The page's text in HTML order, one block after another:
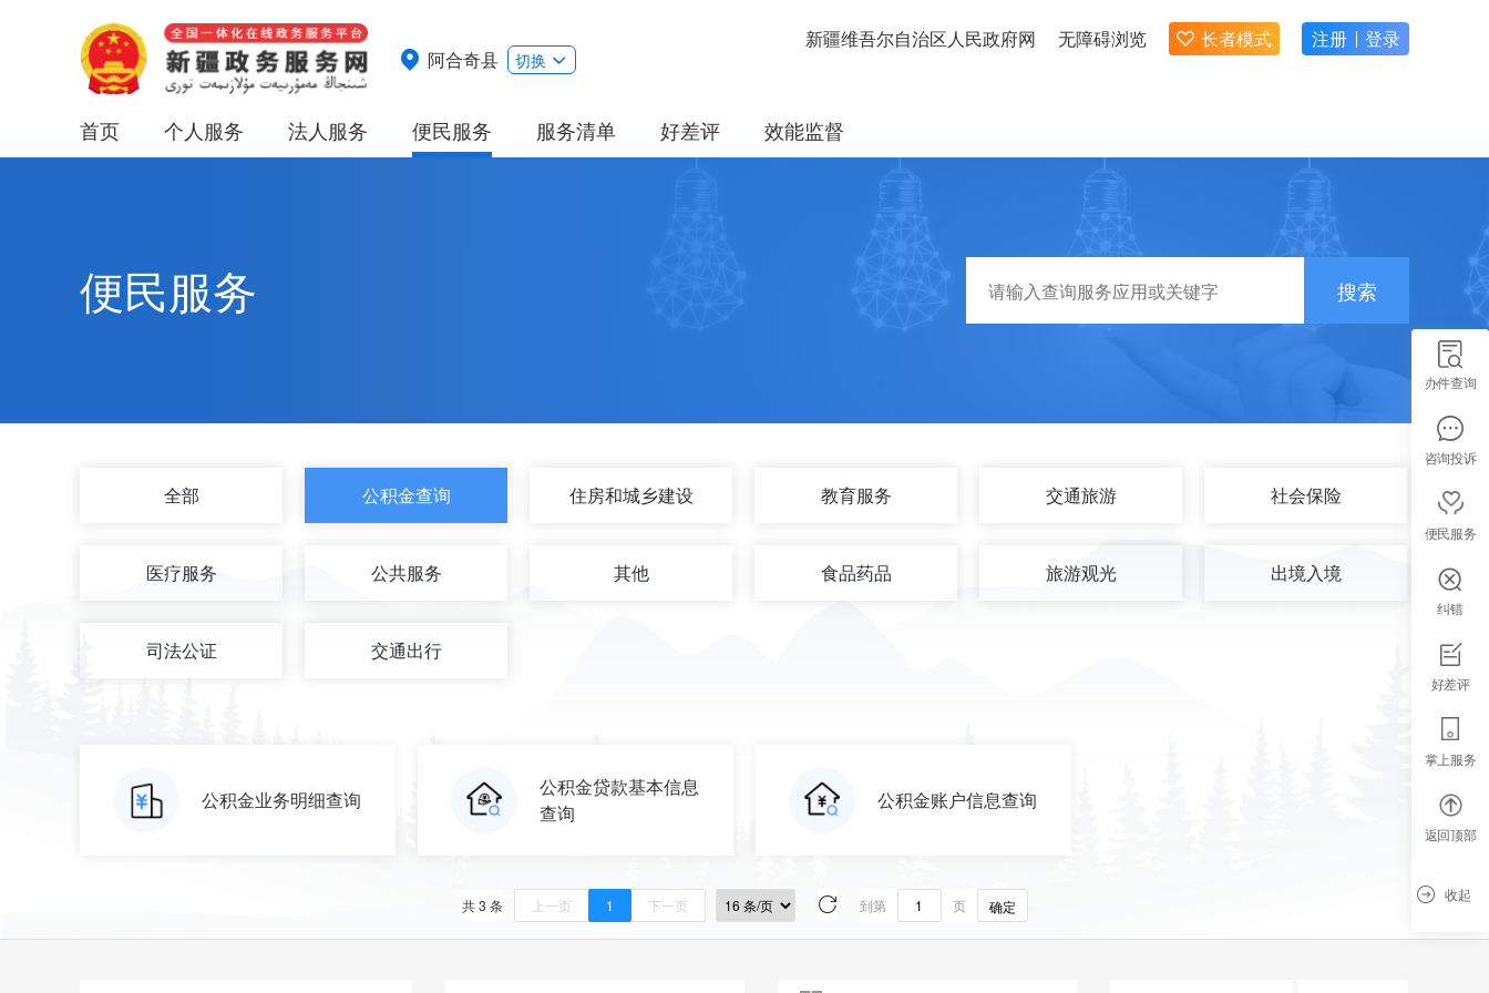
阿合奇县 切换
新疆维吾尔自治区人民政府网 无障碍浏览 长者模式 注册 登录
首页 个人服务 法人服务 便民服务 服务清单 好差评 效能监督
便民服务 搜索
全部 公积金查询 住房和城乡建设 教育服务 交通旅游 社会保险
医疗服务 公共服务 其他 食品药品 旅游观光 出境入境
司法公证 交通出行
公积金业务明细查询
公积金贷款基本信息
查询
公积金账户信息查询
共 3 条 上一页 1 下一页 到第 页 确定
办件查询
咨询投诉
便民服务
纠错
好差评
掌上服务
返回顶部
收起